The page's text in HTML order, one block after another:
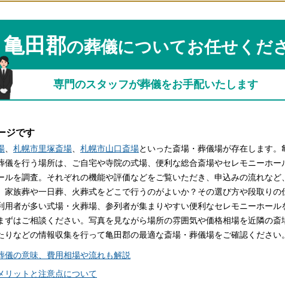
び方
は
の平均相場
中部・東海
関西
中国・四国
中部・東海
関西
中国・四国
亀田郡の葬儀についてお任せくだ
専門のスタッフが葬儀をお手配いたします
ジです
札幌市里塚斎場 札幌市山口斎場といった斎場・葬儀場が存在します
を行う場所は、ご自宅や寺院の式場、便利な総合斎場やセレモニーホ
ルを調査。それぞれの機能や評価などをご覧いただき、申込みの流れな
家族葬や一日葬、火葬式をどこで行うのがよいか？その選び方や段取り
者が多い式場・火葬場、参列者が集まりやすい便利なセレモニーホー
はご相談ください。写真を見ながら場所の雰囲気や価格相場を近隣の
などの情報収集を行って亀田郡の最適な斎場・葬儀場をご確認ください。
の意味、費用相場や流れも解説
リットと注意点について